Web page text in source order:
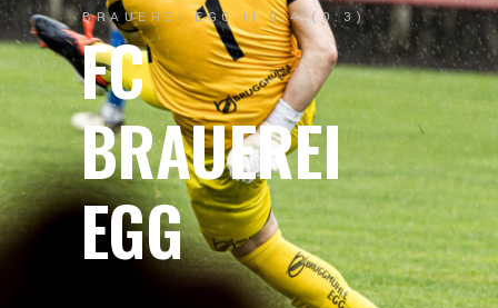
BRAUEREI EGG II 0:4 (0:3)
FC
BRAUEREI
EGG